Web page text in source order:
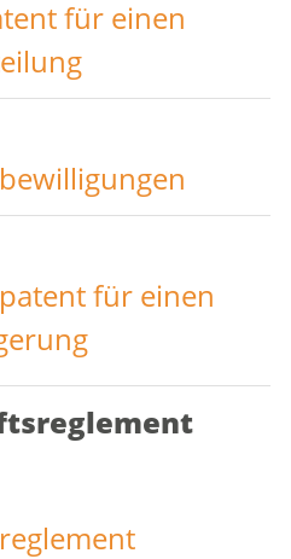
für einen
für einen